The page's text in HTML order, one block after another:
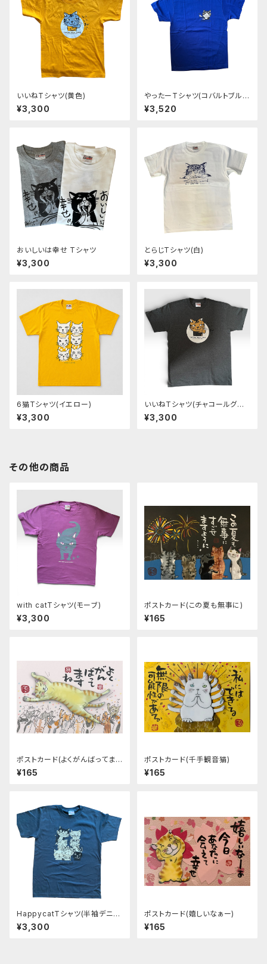
いいねTシャツ(黄色)
¥3,300
やったーTシャツ(コバルトブル
ー)
¥3,520
おいしいは幸せ Tシャツ
¥3,300
とらじTシャツ(白)
¥3,300
6猫Tシャツ(イエロー)
¥3,300
いいねTシャツ(チャコールグレ
ー)
¥3,300
その他の商品
with catTシャツ(モーブ)
¥3,300
ポストカード(この夏も無事に)
¥165
ポストカード(よくがんばってます
ね)
¥165
ポストカード(千手観音猫)
¥165
HappycatTシャツ(半袖デニ
ム)
¥3,300
ポストカード(嬉しいなぁー)
¥165